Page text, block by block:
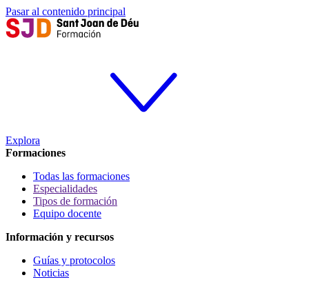
Pasar al contenido principal
Explora
Formaciones
Todas las formaciones
Especialidades
Tipos de formación
Equipo docente
Información y recursos
Guías y protocolos
Noticias